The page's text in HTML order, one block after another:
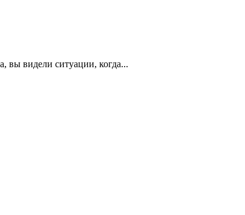
вы видели ситуации, когда...